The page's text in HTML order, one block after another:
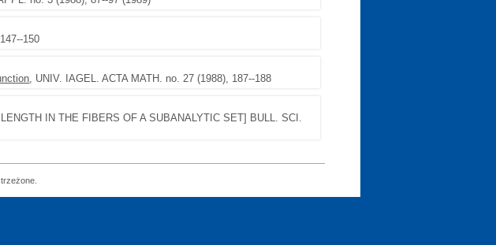
150
, UNIV. IAGEL. ACTA MATH. no. 27 (1988), 187--188
IN THE FIBERS OF A SUBANALYTIC SET] BULL. SCI.